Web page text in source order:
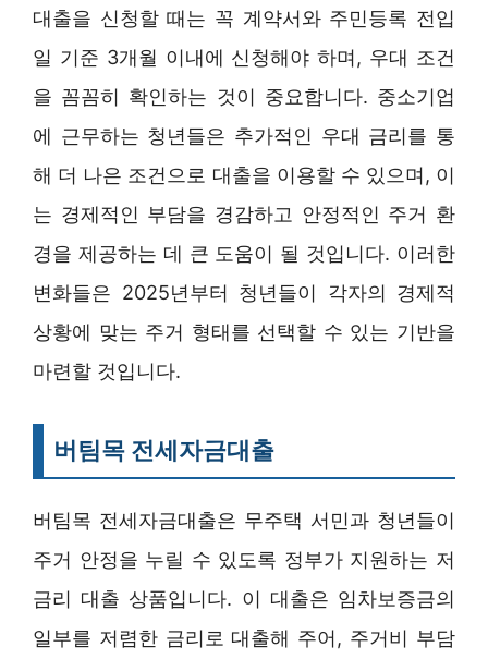
대출을 신청할 때는 꼭 계약서와 주민등록 전입
일 기준 3개월 이내에 신청해야 하며, 우대 조건
을 꼼꼼히 확인하는 것이 중요합니다. 중소기업
에 근무하는 청년들은 추가적인 우대 금리를 통
해 더 나은 조건으로 대출을 이용할 수 있으며, 이
는 경제적인 부담을 경감하고 안정적인 주거 환
경을 제공하는 데 큰 도움이 될 것입니다. 이러한
변화들은 2025년부터 청년들이 각자의 경제적
상황에 맞는 주거 형태를 선택할 수 있는 기반을
마련할 것입니다.
버팀목 전세자금대출
버팀목 전세자금대출은 무주택 서민과 청년들이
주거 안정을 누릴 수 있도록 정부가 지원하는 저
금리 대출 상품입니다. 이 대출은 임차보증금의
일부를 저렴한 금리로 대출해 주어, 주거비 부담